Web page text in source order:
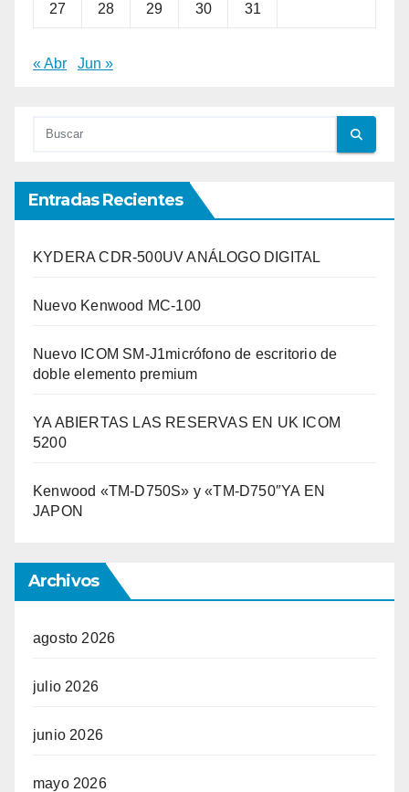
27 28 29 30 31
« Abr Jun »
Entradas Recientes
KYDERA CDR-500UV ANÁLOGO DIGITAL
Nuevo Kenwood MC-100
Nuevo ICOM SM-J1micrófono de escritorio de
doble elemento premium
YA ABIERTAS LAS RESERVAS EN UK ICOM
5200
Kenwood «TM-D750S» y «TM-D750″YA EN
JAPON
Archivos
agosto 2026
julio 2026
junio 2026
mayo 2026